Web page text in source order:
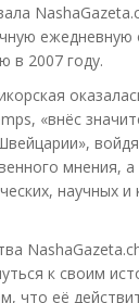
ежедневную
в 2007 году.
«внёс
мнения, а
научных и
к своим
что её